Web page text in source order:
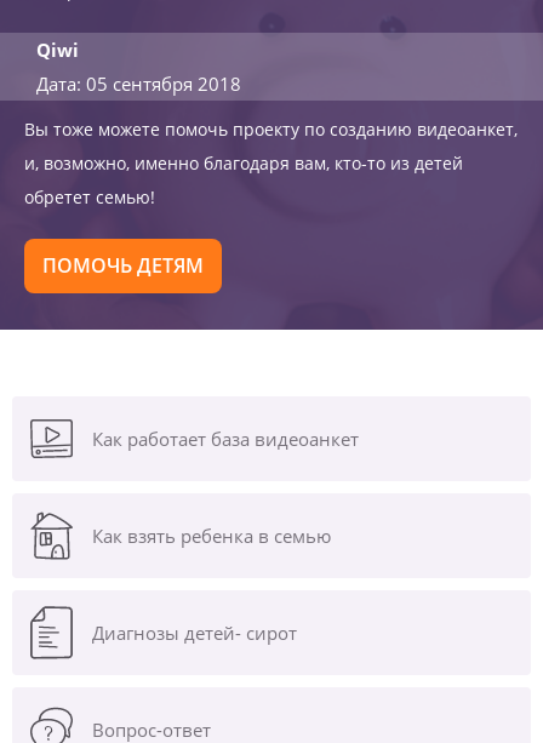
Qiwi
Дата: 05 сентября 2018
Вы тоже можете помочь проекту по созданию видеоанкет,
и, возможно, именно благодаря вам, кто-то из детей
обретет семью!
ПОМОЧЬ ДЕТЯМ
Как работает база видеоанкет
Как взять ребенка в семью
Диагнозы детей- сирот
Вопрос-ответ